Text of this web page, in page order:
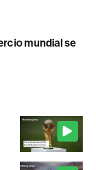
mundial se